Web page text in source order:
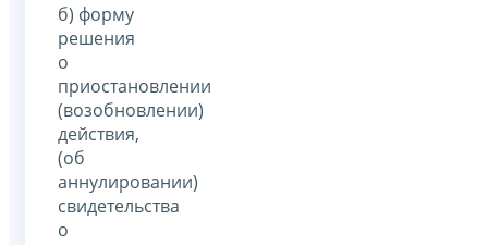
б) форму
решения
о
приостановлении
(возобновлении)
действия,
(об
аннулировании)
свидетельства
о